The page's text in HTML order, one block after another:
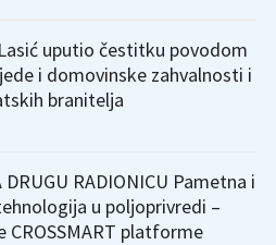
uputio čestitku povodom
i domovinske zahvalnosti i
branitelja
DRUGU RADIONICU Pametna i
u poljoprivredi –
CROSSMART platforme